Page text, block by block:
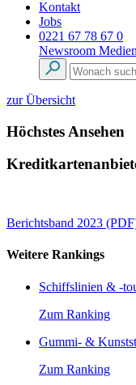
Kontakt
Jobs
0221 67 78 67 0
Newsroom
zur Übersicht
Höchstes Ansehen
Berichtsband 2023
Weitere Rankings
Schiffslinien & -
Zum Ranking
Gummi- &
Zum Ranking